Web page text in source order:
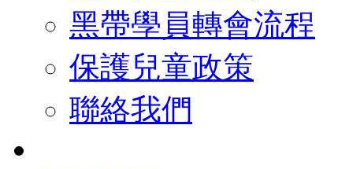
黑帶學員轉會流程
保護兒童政策
聯絡我們